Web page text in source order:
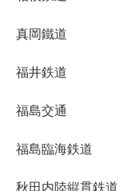
真岡鐵道
福井鉄道
福島交通
福島臨海鉄道
秋田内陸縦貫鉄道